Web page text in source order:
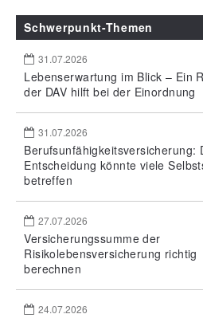
Schwerpunkt-Themen
31.07.2026
Lebenserwartung im Blick – Ein
der DAV hilft bei der Einordnung
31.07.2026
Berufsunfähigkeitsversicherung:
Entscheidung könnte viele
betreffen
27.07.2026
Versicherungssumme der
Risikolebensversicherung richtig
berechnen
24.07.2026